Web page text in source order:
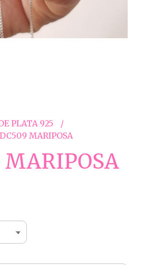
PLATA 925
DC509 MARIPOSA
MARIPOSA